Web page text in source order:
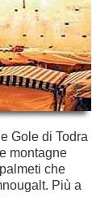
Gole di Todra
montagne
che
Più a